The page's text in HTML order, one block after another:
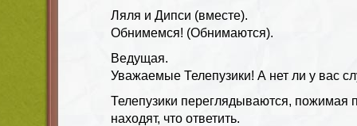
Ляля и Дипси (вместе).
Обнимемся! (Обнимаются).
Ведущая.
Уважаемые Телепузики! А нет ли у вас
Телепузики переглядываются, пожимая
находят, что ответить.